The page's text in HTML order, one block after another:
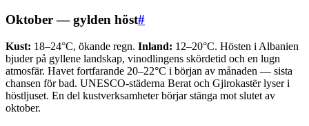
Oktober — gylden höst#
Kust: 18–24°C, ökande regn. Inland: 12–20°C. Hösten i Albanien
bjuder på gyllene landskap, vinodlingens skördetid och en lugn
atmosfär. Havet fortfarande 20–22°C i början av månaden — sista
chansen för bad. UNESCO-städerna Berat och Gjirokastër lyser i
höstljuset. En del kustverksamheter börjar stänga mot slutet av
oktober.